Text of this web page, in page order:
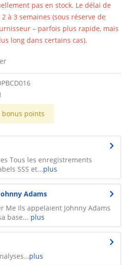
pas en stock. Le délai de
à 3 semaines (sous réserve de
– parfois plus rapide, mais
long dans certains cas).
bonus points
Tous les enregistrements
SSS et...plus
Adams
Me Ils appelaient Johnny Adams
base... plus
plus